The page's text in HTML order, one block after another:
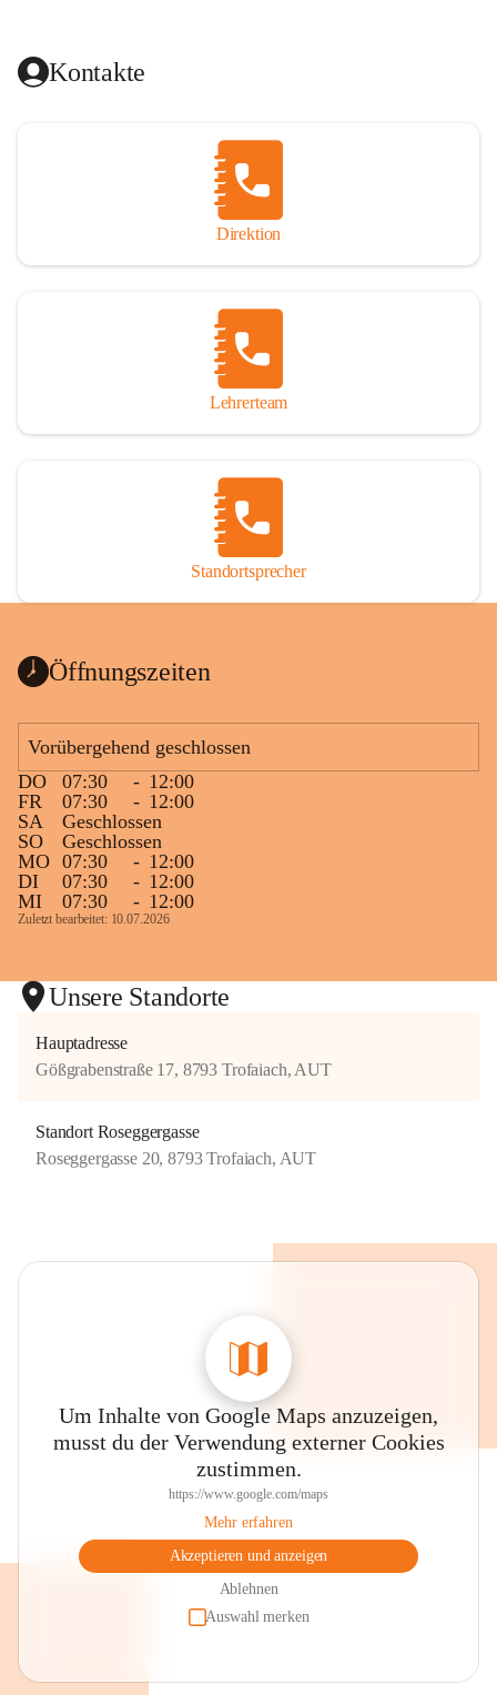
Kontakte
Direktion
Lehrerteam
Standortsprecher
Öffnungszeiten
Vorübergehend geschlossen
DO
07:30 - 12:00
FR
07:30 - 12:00
SA
Geschlossen
SO
Geschlossen
MO 07:30 - 12:00
DI
07:30 - 12:00
MI
07:30 - 12:00
Zuletzt bearbeitet: 10.07.2026
Unsere Standorte
Hauptadresse
Gößgrabenstraße 17, 8793 Trofaiach, AUT
Standort Roseggergasse
Roseggergasse 20, 8793 Trofaiach, AUT
Um Inhalte von Google Maps anzuzeigen,
musst du der Verwendung externer Cookies
zustimmen.
https://www.google.com/maps
Mehr erfahren
Akzeptieren und anzeigen
Ablehnen
Auswahl merken